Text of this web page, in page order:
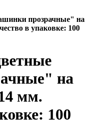
прозрачные" на
в упаковке: 100
на
мм.
100